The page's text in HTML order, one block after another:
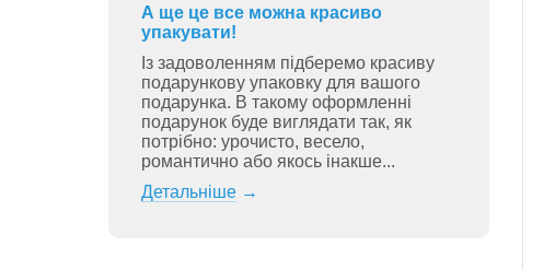
А ще це все можна красиво
упакувати!
Із задоволенням підберемо красиву
подарункову упаковку для вашого
подарунка. В такому оформленні
подарунок буде виглядати так, як
потрібно: урочисто, весело,
романтично або якось інакше...
Детальніше→